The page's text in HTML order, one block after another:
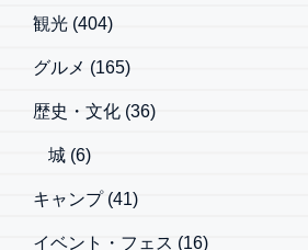
観光 (404)
グルメ (165)
歴史・文化 (36)
城 (6)
キャンプ (41)
イベント・フェス (16)